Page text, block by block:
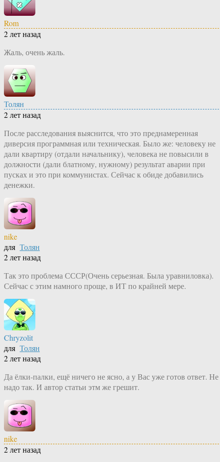
Rom
2 лет назад
Жаль, очень жаль.
Толян
2 лет назад
После расследования выяснится, что это преднамеренная
диверсия программная или техническая. Было же: человеку не
дали квартиру (отдали начальнику), человека не повысили в
должности (дали блатному, нужному) результат аварии при
пусках и это при коммунистах. Сейчас к обиде добавились
денежки.
nike
для Толян
2 лет назад
Так это проблема СССР(Очень серьезная. Была уравниловка).
Сейчас с этим намного проще, в ИТ по крайней мере.
Chryzolit
для Толян
2 лет назад
Да ёлки-палки, ещё ничего не ясно, а у Вас уже готов ответ. Не
надо так. И автор статьи этм же грешит.
nike
2 лет назад